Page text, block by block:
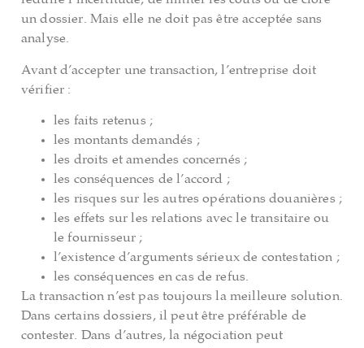
un dossier. Mais elle ne doit pas être acceptée sans
analyse.
Avant d’accepter une transaction, l’entreprise doit
vérifier :
les faits retenus ;
les montants demandés ;
les droits et amendes concernés ;
les conséquences de l’accord ;
les risques sur les autres opérations douanières ;
les effets sur les relations avec le transitaire ou
le fournisseur ;
l’existence d’arguments sérieux de contestation ;
les conséquences en cas de refus.
La transaction n’est pas toujours la meilleure solution.
Dans certains dossiers, il peut être préférable de
contester. Dans d’autres, la négociation peut